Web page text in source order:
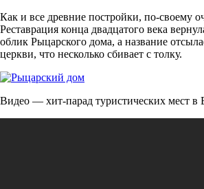
Как и все древние постройки, по-своему
Реставрация конца двадцатого века
облик Рыцарского дома, а название
церкви, что несколько сбивает с толку.
Видео — хит-парад туристических мест в